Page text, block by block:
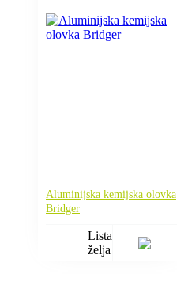
Aluminijska kemijska olovka
Bridger
Lista
želja